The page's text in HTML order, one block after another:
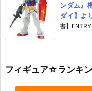
ンダム』
ダイ】よ
書】
フィギュア☆ランキ